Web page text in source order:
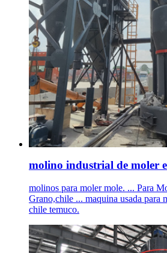
molino industrial de moler
molinos para moler mole. ... Para
Grano,chile ... maquina usada para
chile temuco.